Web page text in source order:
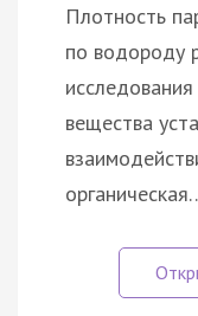
Плотность
по водороду
вещества